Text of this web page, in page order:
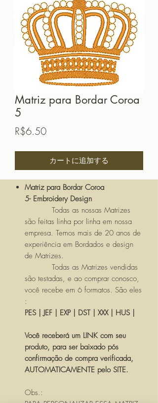
Matriz para Bordar Coroa
5
R$6.50価
カートに追加する
Matriz para Bordar Coroa
5- Embroidery Design
Todas as nossas Matrizes
são feitas linha por linha em nossa
empresa. Temos mais de 20 anos de
experiência em Bordados e design
de Matrizes.
Todas as Matrizes vendidas
são testadas, e ao comprar conosco,
você recebe em 6 formatos. São eles
:
PES | JEF | EXP | DST | XXX | HUS |
Você receberá um LINK com seu
produto, para ser baixado pós
confirmação de compra verificada,
AUTOMATICAMENTE pelo SITE.
Obs.: